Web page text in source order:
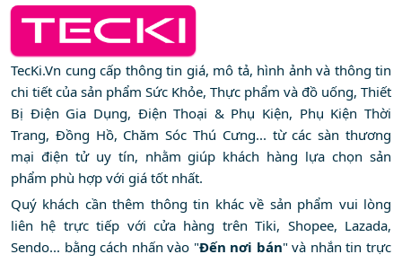
TecKi.Vn cung cấp thông tin giá, mô tả, hình ảnh và thông tin
chi tiết của sản phẩm Sức Khỏe, Thực phẩm và đồ uống, Thiết
Bị Điện Gia Dụng, Điện Thoại & Phụ Kiện, Phụ Kiện Thời
Trang, Đồng Hồ, Chăm Sóc Thú Cưng... từ các sàn thương
mại điện tử uy tín, nhằm giúp khách hàng lựa chọn sản
phẩm phù hợp với giá tốt nhất.
Quý khách cần thêm thông tin khác về sản phẩm vui lòng
liên hệ trực tiếp với cửa hàng trên Tiki, Shopee, Lazada,
Sendo... bằng cách nhấn vào "Đến nơi bán" và nhắn tin trực